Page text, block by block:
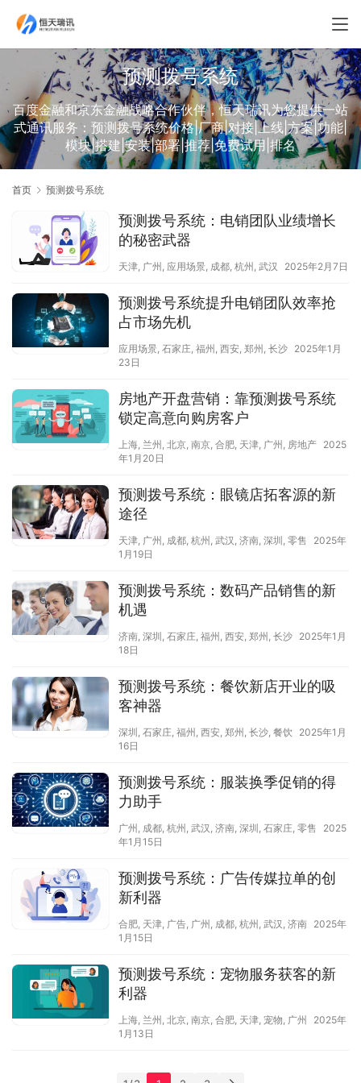
预测拨号系统
百度金融和京东金融战略合作伙伴，恒天瑞讯为您提供一站
式通讯服务：预测拨号系统价格|厂商|对接|上线|方案|功能|
模块|搭建|安装|部署|推荐|免费试用|排名
首页 预测拨号系统
预测拨号系统：电销团队业绩增长
的秘密武器
天津, 广州 , 应用场景, 成都, 杭州 , 武汉 2025年2月7日
预测拨号系统提升电销团队效率抢
占市场先机
应用场景, 石家庄, 福州 , 西安, 郑州 , 长沙 2025年1月
23日
房地产开盘营销：靠预测拨号系统
锁定高意向购房客户
上海, 兰州 , 北京, 南京, 合肥, 天津, 广州 , 房地产 2025
年1月20日
预测拨号系统：眼镜店拓客源的新
途径
天津, 广州 , 成都, 杭州 , 武汉 , 济南, 深圳 , 零售
2025年
1月19日
预测拨号系统：数码产品销售的新
机遇
济南, 深圳 , 石家庄, 福州 , 西安, 郑州 , 长沙 2025年1月
18日
预测拨号系统：餐饮新店开业的吸
客神器
深圳 , 石家庄, 福州 , 西安, 郑州 , 长沙, 餐饮 2025年1月
16日
预测拨号系统：服装换季促销的得
力助手
广州 , 成都, 杭州 , 武汉 , 济南, 深圳 , 石家庄, 零售
2025
年1月15日
预测拨号系统：广告传媒拉单的创
新利器
合肥, 天津, 广告, 广州 , 成都, 杭州 , 武汉 , 济南 2025年
1月15日
预测拨号系统：宠物服务获客的新
利器
上海, 兰州 , 北京, 南京, 合肥, 天津, 宠物, 广州
2025年
1月13日